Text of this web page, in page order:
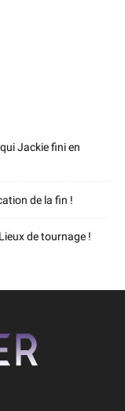
Jackie fini en
de la fin !
de tournage !